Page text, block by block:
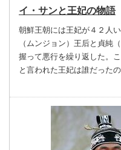
イ・サンと王妃の物語
朝鮮王朝には王妃が４２人
（ムンジョン）王后と貞純
握って悪行を繰り返した。
と言われた王妃は誰だった